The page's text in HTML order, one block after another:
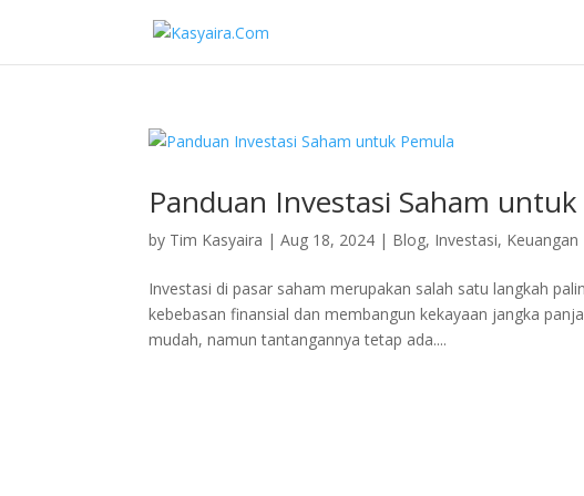
Panduan Investasi Saham
by Tim Kasyaira |Aug 18, 2024 | Blog, Investasi, Keuangan
Investasi di pasar saham merupakan salah satu langkah
kebebasan finansial dan membangun kekayaan jangka
mudah, namun tantangannya tetap ada....